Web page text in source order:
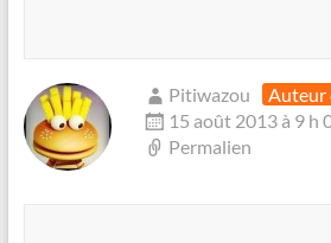
Pitiwazou
Auteur
15 août 2013 à 9 h
Permalien